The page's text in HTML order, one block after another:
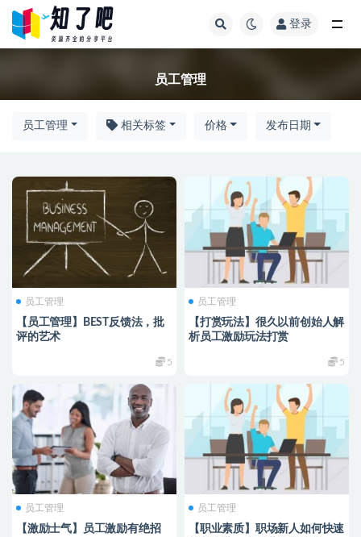
登录
员工管理
员工管理 相关标签 价格 发布日期
员工管理
【员工管理】BEST反馈法，批
评的艺术
5
员工管理
【打赏玩法】很久以前创始人解
析员工激励玩法打赏
5
员工管理
【激励士气】员工激励有绝招
员工管理
【职业素质】职场新人如何快速
全部